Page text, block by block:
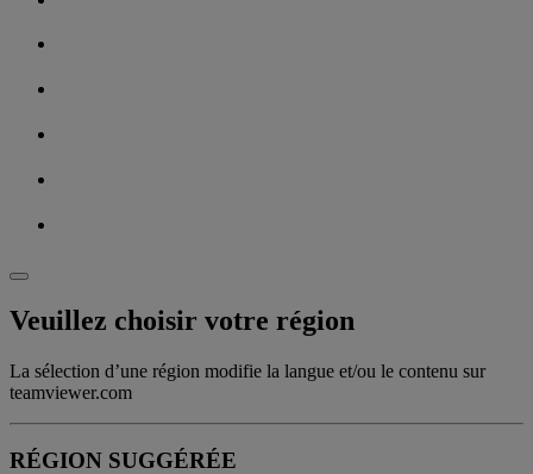
Veuillez choisir votre région
La sélection d’une région modifie la langue et/ou le contenu sur
teamviewer.com
RÉGION SUGGÉRÉE